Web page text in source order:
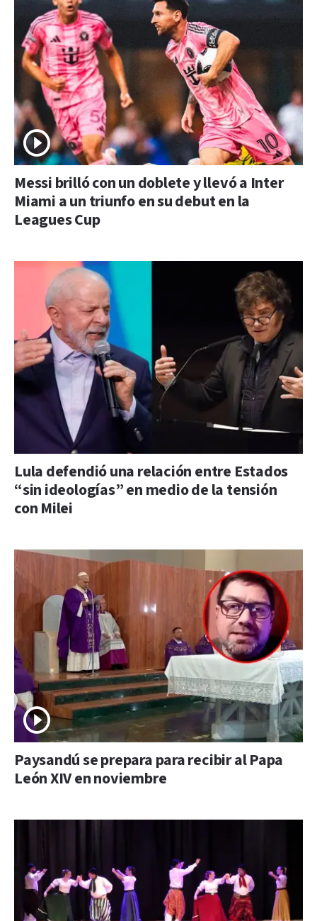
Messi brilló con un doblete y llevó a Inter
Miami a un triunfo en su debut en la
Leagues Cup
Lula defendió una relación entre Estados
“sin ideologías” en medio de la tensión
con Milei
Paysandú se prepara para recibir al Papa
León XIV en noviembre